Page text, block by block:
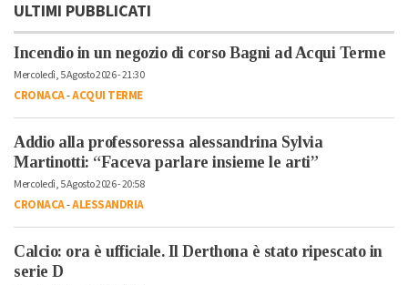
ULTIMI PUBBLICATI
Incendio in un negozio di corso Bagni ad Acqui Terme
Mercoledì, 5 Agosto 2026 - 21:30
CRONACA-ACQUI TERME
Addio alla professoressa alessandrina Sylvia
Martinotti: “Faceva parlare insieme le arti”
Mercoledì, 5 Agosto 2026 - 20:58
CRONACA-ALESSANDRIA
Calcio: ora è ufficiale. Il Derthona è stato ripescato in
serie D